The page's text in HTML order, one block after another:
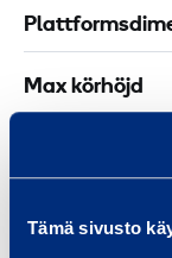
Tämä sivusto
m
X
m
Max körhöjd